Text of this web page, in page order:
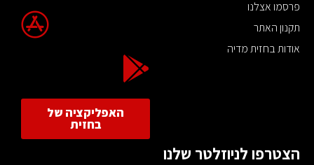
פרסמו אצלנו
תקנון האתר
אודות בחזית מדיה
האפליקציה של
בחזית
הצטרפו לניוזלטר שלנו